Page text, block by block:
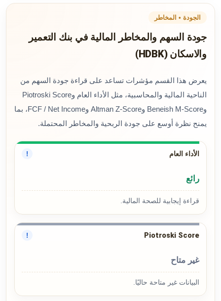
الجودة • المخاطر
جودة السهم والمخاطر المالية في بنك التعمير
والاسكان (HDBK)
يعرض هذا القسم مؤشرات تساعد على قراءة جودة السهم من
الناحية المالية والمحاسبية، مثل الأداء العام وPiotroski Score
وBeneish M-Score وAltman Z-Score وFCF / Net Income، بما
يمنح نظرة أوسع على جودة الربحية والمخاطر المحتملة.
الأداء العام !
رائع
قراءة إيجابية للصحة المالية.
Piotroski Score
!
غير متاح
البيانات غير متاحة حاليًا.